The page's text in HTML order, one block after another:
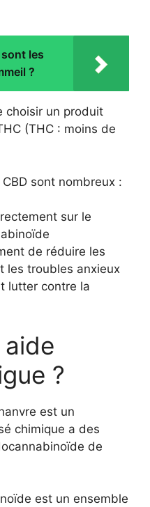
les
?
choisir un produit
(THC : moins de
sont nombreux :
sur le
de réduire les
les troubles anxieux
lutter contre la
aide
?
est un
chimique a des
de
est un ensemble